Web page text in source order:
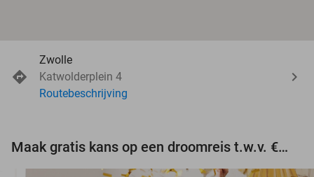
Zwolle
Katwolderplein 4
Routebeschrijving
Maak gratis kans op een droomreis t.w.v. €3.000!